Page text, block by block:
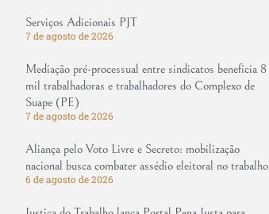
Serviços Adicionais PJT
7 de agosto de 2026
Mediação pré-processual entre sindicatos beneficia 8
mil trabalhadoras e trabalhadores do Complexo de
Suape (PE)
7 de agosto de 2026
Aliança pelo Voto Livre e Secreto: mobilização
nacional busca combater assédio eleitoral no trabalho
6 de agosto de 2026